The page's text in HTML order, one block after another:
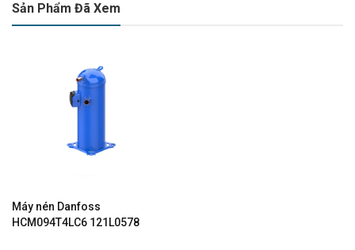
Sản Phẩm Đã Xem
Máy nén Danfoss
HCM094T4LC6 121L0578